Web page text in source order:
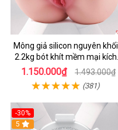
Mông giả silicon nguyên khối
2.2kg bót khít mềm mại kích
thích
1.150.000₫ 1.493.000₫
(381)
-30%
5